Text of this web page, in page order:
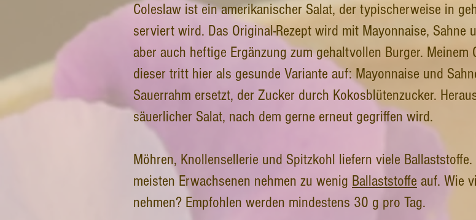
Coleslaw ist ein amerikanischer Salat, der typischerweise in
serviert wird. Das Original-Rezept wird mit Mayonnaise, Sahne
aber auch heftige Ergänzung zum gehaltvollen Burger.
dieser tritt hier als gesunde Variante auf: Mayonnaise und
Sauerrahm ersetzt, der Zucker durch Kokosblütenzucker.
säuerlicher Salat, nach dem gerne erneut gegriffen wird.
Möhren, Knollensellerie und Spitzkohl liefern viele
meisten Erwachsenen nehmen zu wenig Ballaststoffe auf. Wie
nehmen? Empfohlen werden mindestens 30 g pro Tag.